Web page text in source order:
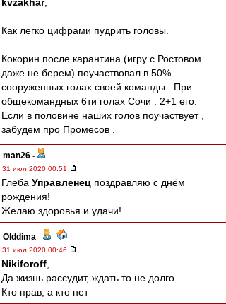
Как легко цифрами пудрить головы.
Кокорин после карантина (игру с Ростовом
даже не берем) поучаствовал в 50%
сооруженных голах своей команды . При
общекомандных 6ти голах Сочи : 2+1 его.
Если в половине наших голов поучаствует ,
забудем про Промесов .
man26 -
31 июл 2020 00:51
Глеба Управленец поздравляю с днём
рождения!
Желаю здоровья и удачи!
Olddima -
31 июл 2020 00:46
Nikiforoff
Да жизнь рассудит, ждать то не долго
Кто прав, а кто нет